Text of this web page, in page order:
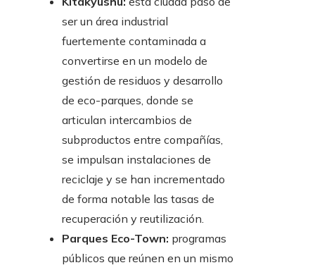
ser un área industrial
fuertemente contaminada a
convertirse en un modelo de
gestión de residuos y desarrollo
de eco-parques, donde se
articulan intercambios de
subproductos entre compañías,
se impulsan instalaciones de
reciclaje y se han incrementado
de forma notable las tasas de
recuperación y reutilización.
Parques Eco-Town: programas
públicos que reúnen en un mismo